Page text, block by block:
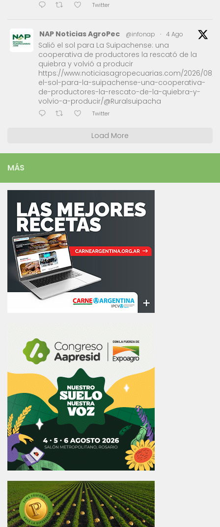
Twitter
NAP Noticias AgroPec @infonap · 4 Ago
Salió el sol para La Suipachense: una
cooperativa de productores la rescató de la
quiebra y volvió a producir
https://www.noticiasagropecuarias.com/2026/08/
el-sol-para-la-suipachense-una-cooperativa-
de-productores-la-rescato-de-la-quiebra-y-
volvio-a-producir/@Ruralsuipacha
Twitter
Load More
MÁS